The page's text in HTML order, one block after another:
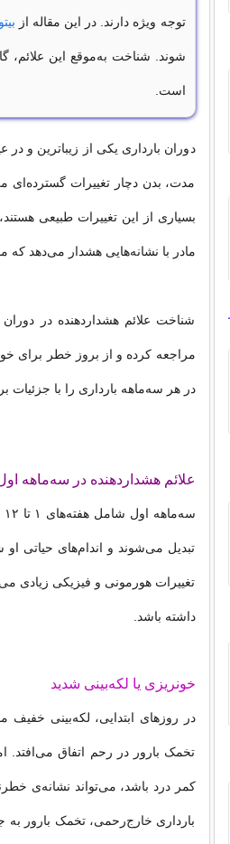
توجه ویژه دارند. در این مقاله از
شوند. شناخت به‌موقع این علائم،
است.
دوران بارداری یکی از زیباترین و
مدت، بدن دچار تغییرات گسترده‌ای
بسیاری از این تغییرات طبیعی
مادر با نشانه‌هایی هشدار می‌دهد
شناخت علائم هشداردهنده در
مراجعه کرده و از بروز خطر برای
در هر سه‌ماهه بارداری را با جزئیات
علائم هشداردهنده در سه‌ماهه
تبدیل می‌شوند و اندام‌های حیاتی
تغییرات هورمونی و فیزیکی زیادی
داشته باشد.
خونریزی یا لکه‌بینی شدید
در روزهای ابتدایی، لکه‌بینی
تخمک بارور در رحم اتفاق می‌افتد.
کمر درد باشد، می‌تواند نشانه‌ی
بارداری خارج‌رحمی، تخمک بارور